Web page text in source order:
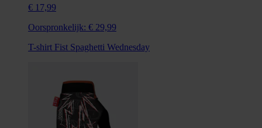
€ 17,99
Oorspronkelijk: € 29,99
T-shirt Fist Spaghetti Wednesday